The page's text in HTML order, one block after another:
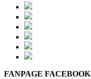
FANPAGE FACEBOOK